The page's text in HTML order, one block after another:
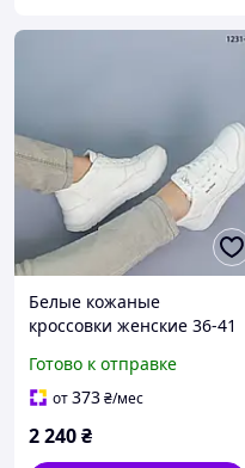
Белые кожаные
кроссовки женские 36-41
Готово к отправке
от373₴/мес
2 240₴